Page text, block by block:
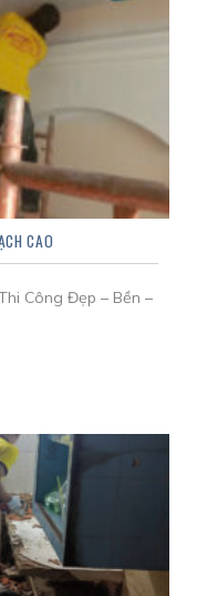
CAO
Công Đẹp – Bền –